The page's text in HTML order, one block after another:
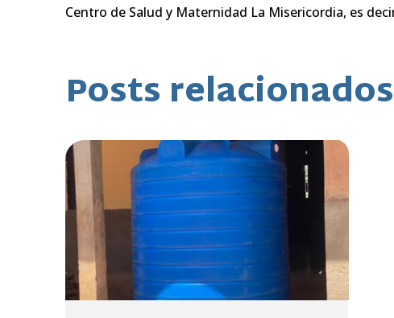
Centro de Salud y Maternidad La Misericordia, es
Posts relacionados